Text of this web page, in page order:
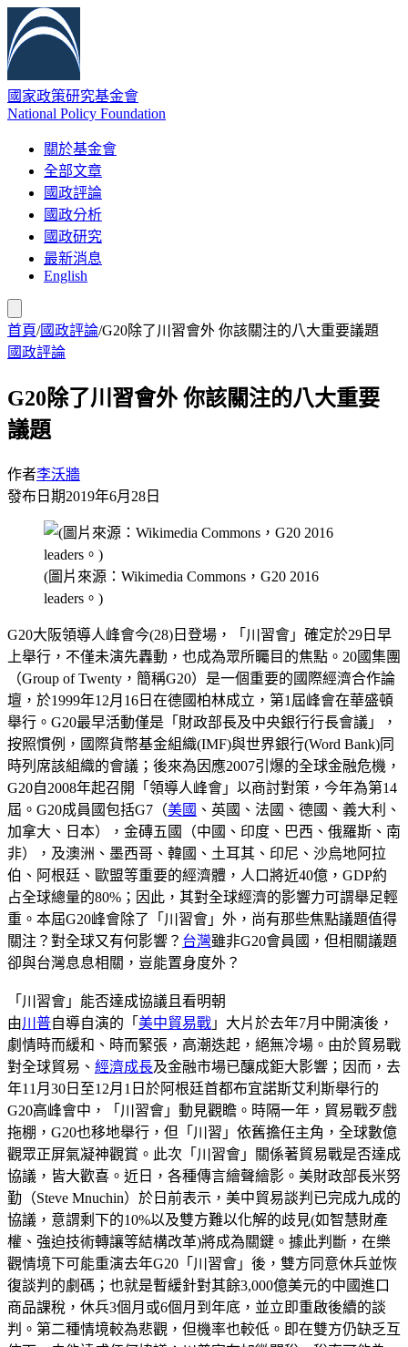
國家政策研究基金會
National Policy Foundation
關於基金會
全部文章
國政評論
國政分析
國政研究
最新消息
English
首頁/國政評論/G20除了川習會外 你該關注的八大重要議題
國政評論
G20除了川習會外 你該關注的八大重要
議題
作者李沃牆
發布日期2019年6月28日
(圖片來源：Wikimedia Commons，G20 2016
leaders。)
G20大阪領導人峰會今(28)日登場，「川習會」確定於29日早
上舉行，不僅未演先轟動，也成為眾所矚目的焦點。20國集團
（Group of Twenty，簡稱G20）是一個重要的國際經濟合作論
壇，於1999年12月16日在德國柏林成立，第1屆峰會在華盛頓
舉行。G20最早活動僅是「財政部長及中央銀行行長會議」，
按照慣例，國際貨幣基金組織(IMF)與世界銀行(Word Bank)同
時列席該組織的會議；後來為因應2007引爆的全球金融危機，
G20自2008年起召開「領導人峰會」以商討對策，今年為第14
屆。G20成員國包括G7（美國 、英國、法國、德國、義大利、
加拿大、日本），金磚五國（中國、印度、巴西、俄羅斯、南
非），及澳洲、墨西哥、韓國、土耳其、印尼、沙烏地阿拉
伯、阿根廷、歐盟等重要的經濟體，人口將近40億，GDP約
占全球總量的80%；因此，其對全球經濟的影響力可謂舉足輕
重。本屆G20峰會除了「川習會」外，尚有那些焦點議題值得
關注？對全球又有何影響？ 台灣雖非G20會員國，但相關議題
卻與台灣息息相關，豈能置身度外？
「川習會」能否達成協議且看明朝
由川普自導自演的「 美中貿易戰 」大片於去年7月中開演後，
劇情時而緩和、時而緊張，高潮迭起，絕無冷場。由於貿易戰
對全球貿易、 經濟成長及金融市場已釀成鉅大影響；因而，去
年11月30日至12月1日於阿根廷首都布宜諾斯艾利斯舉行的
G20高峰會中，「川習會」動見觀瞻。時隔一年，貿易戰歹戲
拖棚，G20也移地舉行，但「川習」依舊擔任主角，全球數億
觀眾正屏氣凝神觀賞。此次「川習會」關係著貿易戰是否達成
協議，皆大歡喜。近日，各種傳言繪聲繪影。美財政部長米努
勤（Steve Mnuchin）於日前表示，美中貿易談判已完成九成的
協議，意謂剩下的10%以及雙方難以化解的歧見(如智慧財產
權、強迫技術轉讓等結構改革)將成為關鍵。據此判斷，在樂
觀情境下可能重演去年G20「川習會」後，雙方同意休兵並恢
復談判的劇碼；也就是暫緩針對其餘3,000億美元的中國進口
商品課稅，休兵3個月或6個月到年底，並立即重啟後續的談
判。第二種情境較為悲觀，但機率也較低。即在雙方仍缺乏互